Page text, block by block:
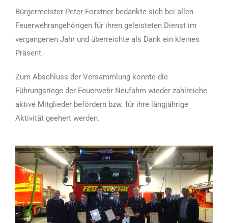
Bürgermeister Peter Forstner bedankte sich bei allen
Feuerwehrangehörigen für ihren geleisteten Dienst im
vergangenen Jahr und überreichte als Dank ein kleines
Präsent.
Zum Abschluss der Versammlung konnte die
Führungsriege der Feuerwehr Neufahrn wieder zahlreiche
aktive Mitglieder befördern bzw. für ihre längjährige
Aktivität geehert werden.